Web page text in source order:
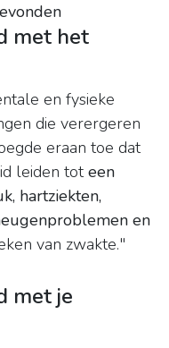
met het
en fysieke
die verergeren
eraan toe dat
leiden toteen
hartziekten,
en
van zwakte."
met je